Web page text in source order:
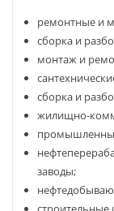
ремонтные и
сборка и
монтаж и
сборка и
жилищно-
заводы;